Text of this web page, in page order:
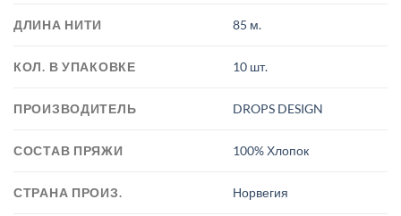
ДЛИНА НИТИ 85 м.
КОЛ. В УПАКОВКЕ 10 шт.
ПРОИЗВОДИТЕЛЬ DROPS DESIGN
СОСТАВ ПРЯЖИ 100% Хлопок
СТРАНА ПРОИЗ. Норвегия